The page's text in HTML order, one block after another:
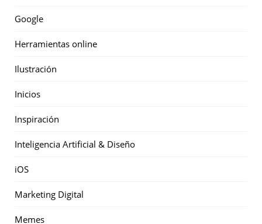
Google
Herramientas online
Ilustración
Inicios
Inspiración
Inteligencia Artificial & Diseño
iOS
Marketing Digital
Memes